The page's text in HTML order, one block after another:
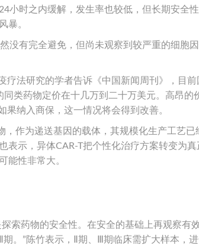
时之内缓解，发生率也较低，但长期安全性
暴。
没有完全避免，但尚未观察到较严重的细胞
疗法研究的学者告诉《中国新闻周刊》，目
类药物定价在十几万到二十万美元。高昂的
果纳入商保，这一情况将会得到改善。
作为递送基因的载体，其规模化生产工艺已
示，异体CAR-T把个性化治疗方案转变为真
能性非常大。
索药物的安全性。在安全的基础上再观察有
。”陈竹表示，Ⅱ期、Ⅲ期临床需扩大样本，